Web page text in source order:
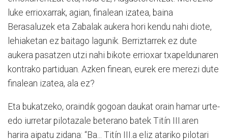
luke errioxarrak, agian, finalean izatea, baina
Berasaluzek eta Zabalak aukera hori kendu nahi diote,
lehiaketan ez baitago lagunik. Berriztarrek ez dute
aukera pasatzen utzi nahi bikote errioxar txapeldunaren
kontrako partiduan. Azken finean, eurek ere merezi dute
finalean izatea, ala ez?
Eta bukatzeko, oraindik gogoan daukat orain hamar urte-
edo iurretar pilotazale beterano batek Titín III.aren
harira aipatu zidana: “Ba... Titín III.a eliz atariko pilotari